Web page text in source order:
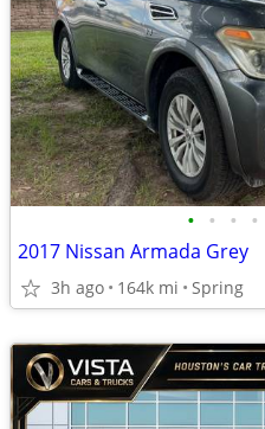
• • • •
2017 Nissan Armada Grey
3h ago 164k mi Spring